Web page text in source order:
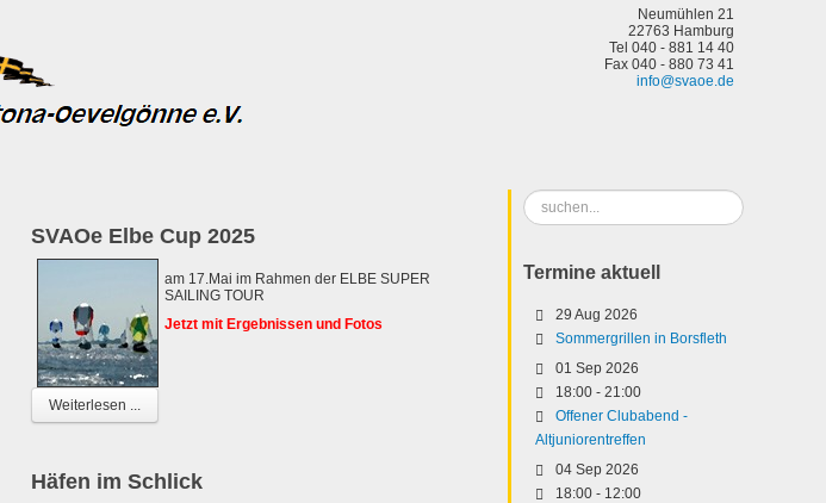
Neumühlen 21
22763 Hamburg
Tel 040 - 881 14 40
Fax 040 - 880 73 41
info@svaoe.de
SVAOe Elbe Cup 2025
am 17.Mai im Rahmen der ELBE SUPER
SAILING TOUR
Jetzt mit Ergebnissen und Fotos
Weiterlesen ...
Häfen im Schlick
Suchen
...
Termine aktuell
29 Aug 2026
Sommergrillen in Borsfleth
01 Sep 2026
18:00 - 21:00
Offener Clubabend -
Altjuniorentreffen
04 Sep 2026
18:00 - 12:00